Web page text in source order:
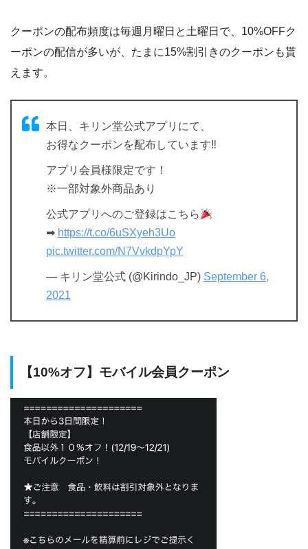
クーポンの配布頻度は毎週月曜日と土曜日で、10%OFFク
ーポンの配信が多いが、たまに15%割引きのクーポンも貰
えます。
本日、キリン堂公式アプリにて、
お得なクーポンを配布しています‼
アプリ会員様限定です！
※一部対象外商品あり
公式アプリへのご登録はこちら
➡ https://t.co/6uSXyeh3Uo
pic.twitter.com/N7VvkdpYpY
— キリン堂公式 (@Kirindo_JP) September 6,
2021
【10%オフ】モバイル会員クーポン